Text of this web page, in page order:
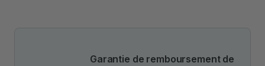
Garantie de remboursement de